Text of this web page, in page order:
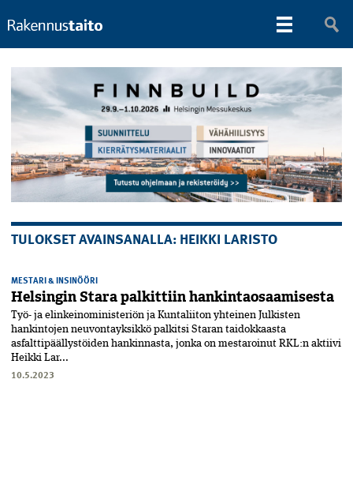
TULOKSET AVAINSANALLA: HEIKKI LARISTO
MESTARI & INSINÖÖRI
Helsingin Stara palkittiin hankintaosaamisesta
Työ- ja elinkeinoministeriön ja Kuntaliiton yhteinen Julkisten
hankintojen neuvontayksikkö palkitsi Staran taidokkaasta
asfalttipäällystöiden hankinnasta, jonka on mestaroinut RKL:n aktiivi
Heikki Lar...
10.5.2023